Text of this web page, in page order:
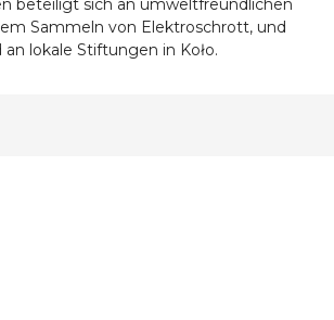
beteiligt sich an umweltfreundlichen
Sammeln von Elektroschrott, und
lokale Stiftungen in Koło.